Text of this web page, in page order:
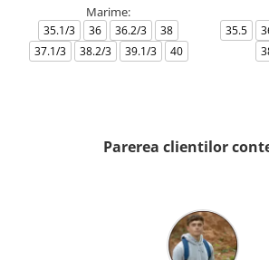
Marime:
35.1/3 36 36.2/3
38
37.1/3
38.2/3 39.1/3 40
35.5
Parerea clientilor